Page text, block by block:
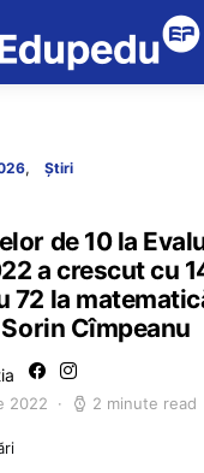
Știri
de 10 la
a crescut cu
72 la
Cîmpeanu
2022 2 minute read